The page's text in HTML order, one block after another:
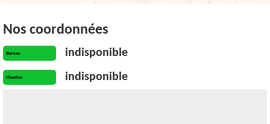
Nos coordonnées
Bureau indisponible
Chantier indisponible